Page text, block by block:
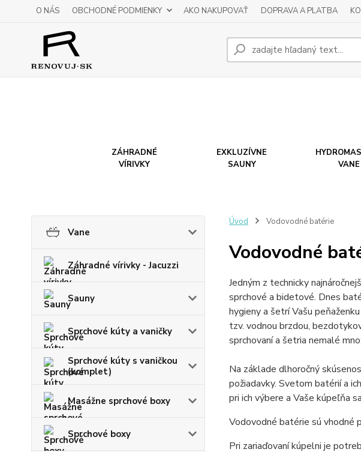
O NÁS OBCHODNÉ PODMIENKY AKO NAKUPOVAŤ DOPRAVA A PLATBA
ZÁHRADNÉ
VÍRIVKY
EXKLUZÍVNE
SAUNY
VANE
Vane
Záhradné vírivky - Jacuzzi
Sauny
Sprchové kúty a vaničky
Sprchové kúty s vaničkou
(komplet)
Masážne sprchové boxy
Sprchové boxy
Úvod Vodovodné batérie
Vodovodné
Jedným z technicky
sprchové a bidetové. Dnes
hygieny a šetrí Vašu
tzv. vodnou brzdou,
sprchovaní a šetria nemalé
Na základe dlhoročný
požiadavky. Svetom batérií a
pri ich výbere a Vaše kúpeľňa
Vodovodné batérie sú vhodné
Pri zariaďovaní kúpelni je